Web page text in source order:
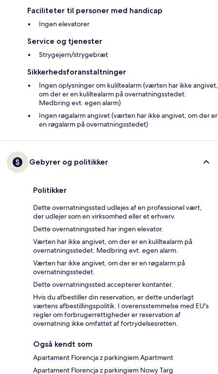
Faciliteter til personer med handicap
Ingen elevatorer
Service og tjenester
Strygejern/strygebræt
Sikkerhedsforanstaltninger
Ingen oplysninger om kuliltealarm (værten har ikke angivet,
om der er en kuliltealarm på overnatningsstedet.
Medbring evt. egen alarm)
Ingen røgalarm angivet (værten har ikke angivet, om der er
en røgalarm på overnatningsstedet)
Gebyrer og politikker
Politikker
Dette overnatningssted udlejes af en professionel vært,
der udlejer som en virksomhed eller et erhverv.
Dette overnatningssted har ingen elevator.
Værten har ikke angivet, om der er en kuliltealarm på
overnatningsstedet. Medbring evt. egen alarm.
Værten har ikke angivet, om der er en røgalarm på
overnatningsstedet.
Dette overnatningssted accepterer kontanter.
Hvis du afbestiller din reservation, er dette underlagt
værtens afbestillingspolitik. I overensstemmelse med EU's
regler om forbrugerrettigheder er reservation af
overnatning ikke omfattet af fortrydelsesretten.
Også kendt som
Apartament Florencja z parkingiem Apartment
Apartament Florencja z parkingiem Nowy Targ